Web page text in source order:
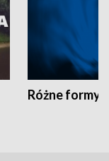
Różne formy